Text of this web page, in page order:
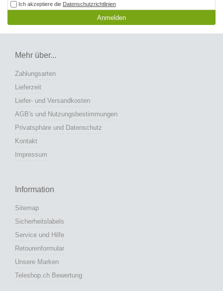
Ich akzeptiere die Datenschutzrichtlinien
Anmelden
Mehr über...
Zahlungsarten
Lieferzeit
Liefer- und Versandkosten
AGB's und Nutzungsbestimmungen
Privatsphäre und Datenschutz
Kontakt
Impressum
Information
Sitemap
Sicherheitslabels
Service und Hilfe
Retourenformular
Unsere Marken
Teleshop.ch Bewertung